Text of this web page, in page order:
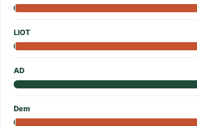
LIOT
AD
Dem